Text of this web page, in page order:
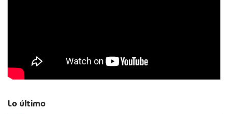
Lo último